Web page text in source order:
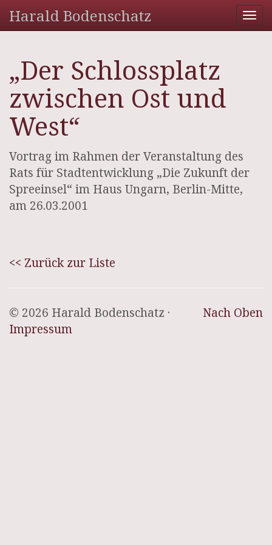
Harald Bodenschatz
„Der Schlossplatz
zwischen Ost und
West“
Vortrag im Rahmen der Veranstaltung des
Rats für Stadtentwicklung „Die Zukunft der
Spreeinsel“ im Haus Ungarn, Berlin-Mitte,
am 26.03.2001
<< Zurück zur Liste
Nach Oben
© 2026 Harald Bodenschatz ·
Impressum